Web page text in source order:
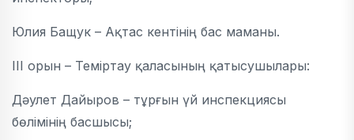
Юлия Бащук – Ақтас кентінің бас маманы.
III орын – Теміртау қаласының қатысушылары:
Дәулет Дайыров – тұрғын үй инспекциясы
бөлімінің басшысы;